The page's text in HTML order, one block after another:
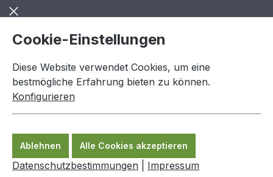
Zum Hauptinhalt springen
0,00 €
Spargelzubehör
Cookie-Einstellungen
Diese Website verwendet Cookies, um eine
bestmögliche Erfahrung bieten zu können.
Konfigurieren
Ablehnen Alle Cookies akzeptieren
Datenschutzbestimmungen Impressum